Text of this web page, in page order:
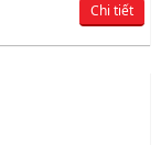
Chi tiết